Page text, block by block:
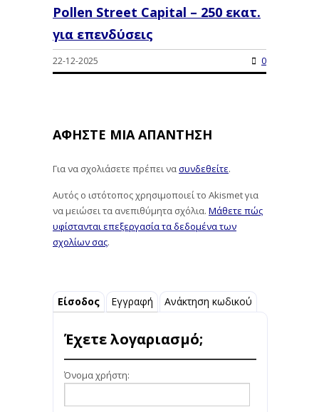
Pollen Street Capital – 250 εκατ.
για επενδύσεις
22-12-2025 0
ΑΦΉΣΤΕ ΜΙΑ ΑΠΆΝΤΗΣΗ
Για να σχολιάσετε πρέπει νασυνδεθείτε.
Αυτός ο ιστότοπος χρησιμοποιεί το Akismet για
να μειώσει τα ανεπιθύμητα σχόλια. Μάθετε πώς
υφίστανται επεξεργασία τα δεδομένα των
σχολίων σας.
Είσοδος Εγγραφή Ανάκτηση κωδικού
Έχετε λογαριασμό;
Όνομα χρήστη: